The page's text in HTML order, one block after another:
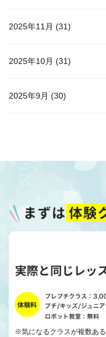
2025年11月 (31)
2025年10月 (31)
2025年9月 (30)
※気になるクラスが複数ある